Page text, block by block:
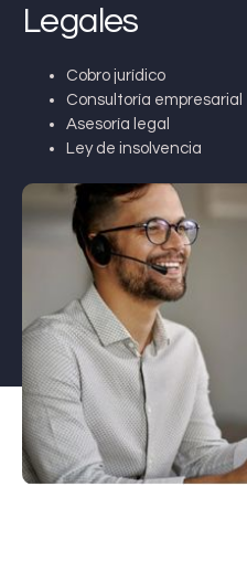
Legales
Cobro jurídico
Consultoría empresarial
Asesoría legal
Ley de insolvencia